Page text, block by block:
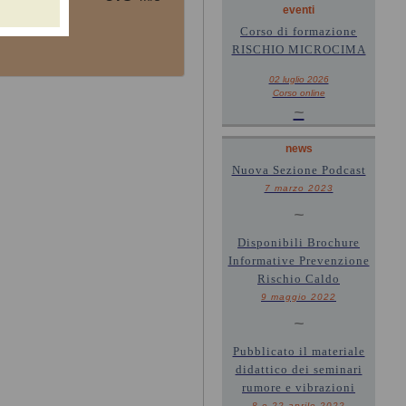
eventi
Corso di formazione
RISCHIO MICROCIMA
02 luglio 2026
Corso online
~
news
Nuova Sezione Podcast
7 marzo 2023
~
Disponibili Brochure
Informative Prevenzione
Rischio Caldo
9 maggio 2022
~
Pubblicato il materiale
didattico dei seminari
rumore e vibrazioni